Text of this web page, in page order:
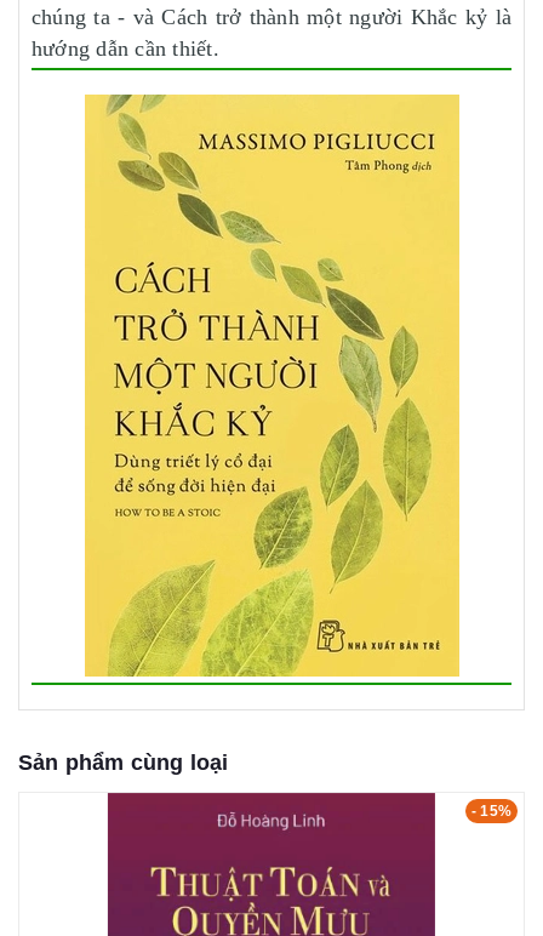
chúng ta - và Cách trở thành một người Khắc kỷ là
hướng dẫn cần thiết.
Sản phẩm cùng loại
- 15%